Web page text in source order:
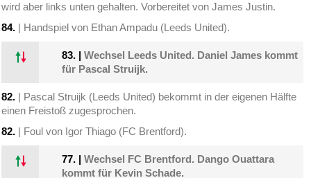
wird aber links unten gehalten. Vorbereitet von James Justin.
84. | Handspiel von Ethan Ampadu (Leeds United).
83. |Wechsel Leeds United. Daniel James kommt
für Pascal Struijk.
82. | Pascal Struijk (Leeds United) bekommt in der eigenen Hälfte
einen Freistoß zugesprochen.
82. | Foul von Igor Thiago (FC Brentford).
77. |Wechsel FC Brentford. Dango Ouattara
kommt für Kevin Schade.